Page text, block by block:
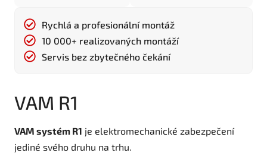
Rychlá a profesionální montáž
10 000+ realizovaných montáží
Servis bez zbytečného čekání
VAM R1
VAM systém R1 je elektromechanické zabezpečení
jediné svého druhu na trhu.